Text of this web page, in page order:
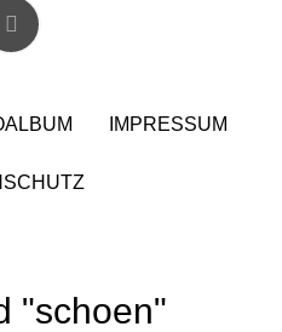
IMPRESSUM
"schoen"